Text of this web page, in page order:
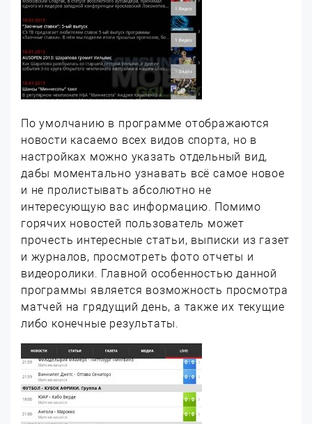
По умолчанию в программе отображаются
новости касаемо всех видов спорта, но в
настройках можно указать отдельный вид,
дабы моментально узнавать всё самое новое
и не пролистывать абсолютно не
интересующую вас информацию. Помимо
горячих новостей пользователь может
прочесть интересные статьи, выписки из газет
и журналов, просмотреть фото отчеты и
видеоролики. Главной особенностью данной
программы является возможность просмотра
матчей на грядущий день, а также их текущие
либо конечные результаты.